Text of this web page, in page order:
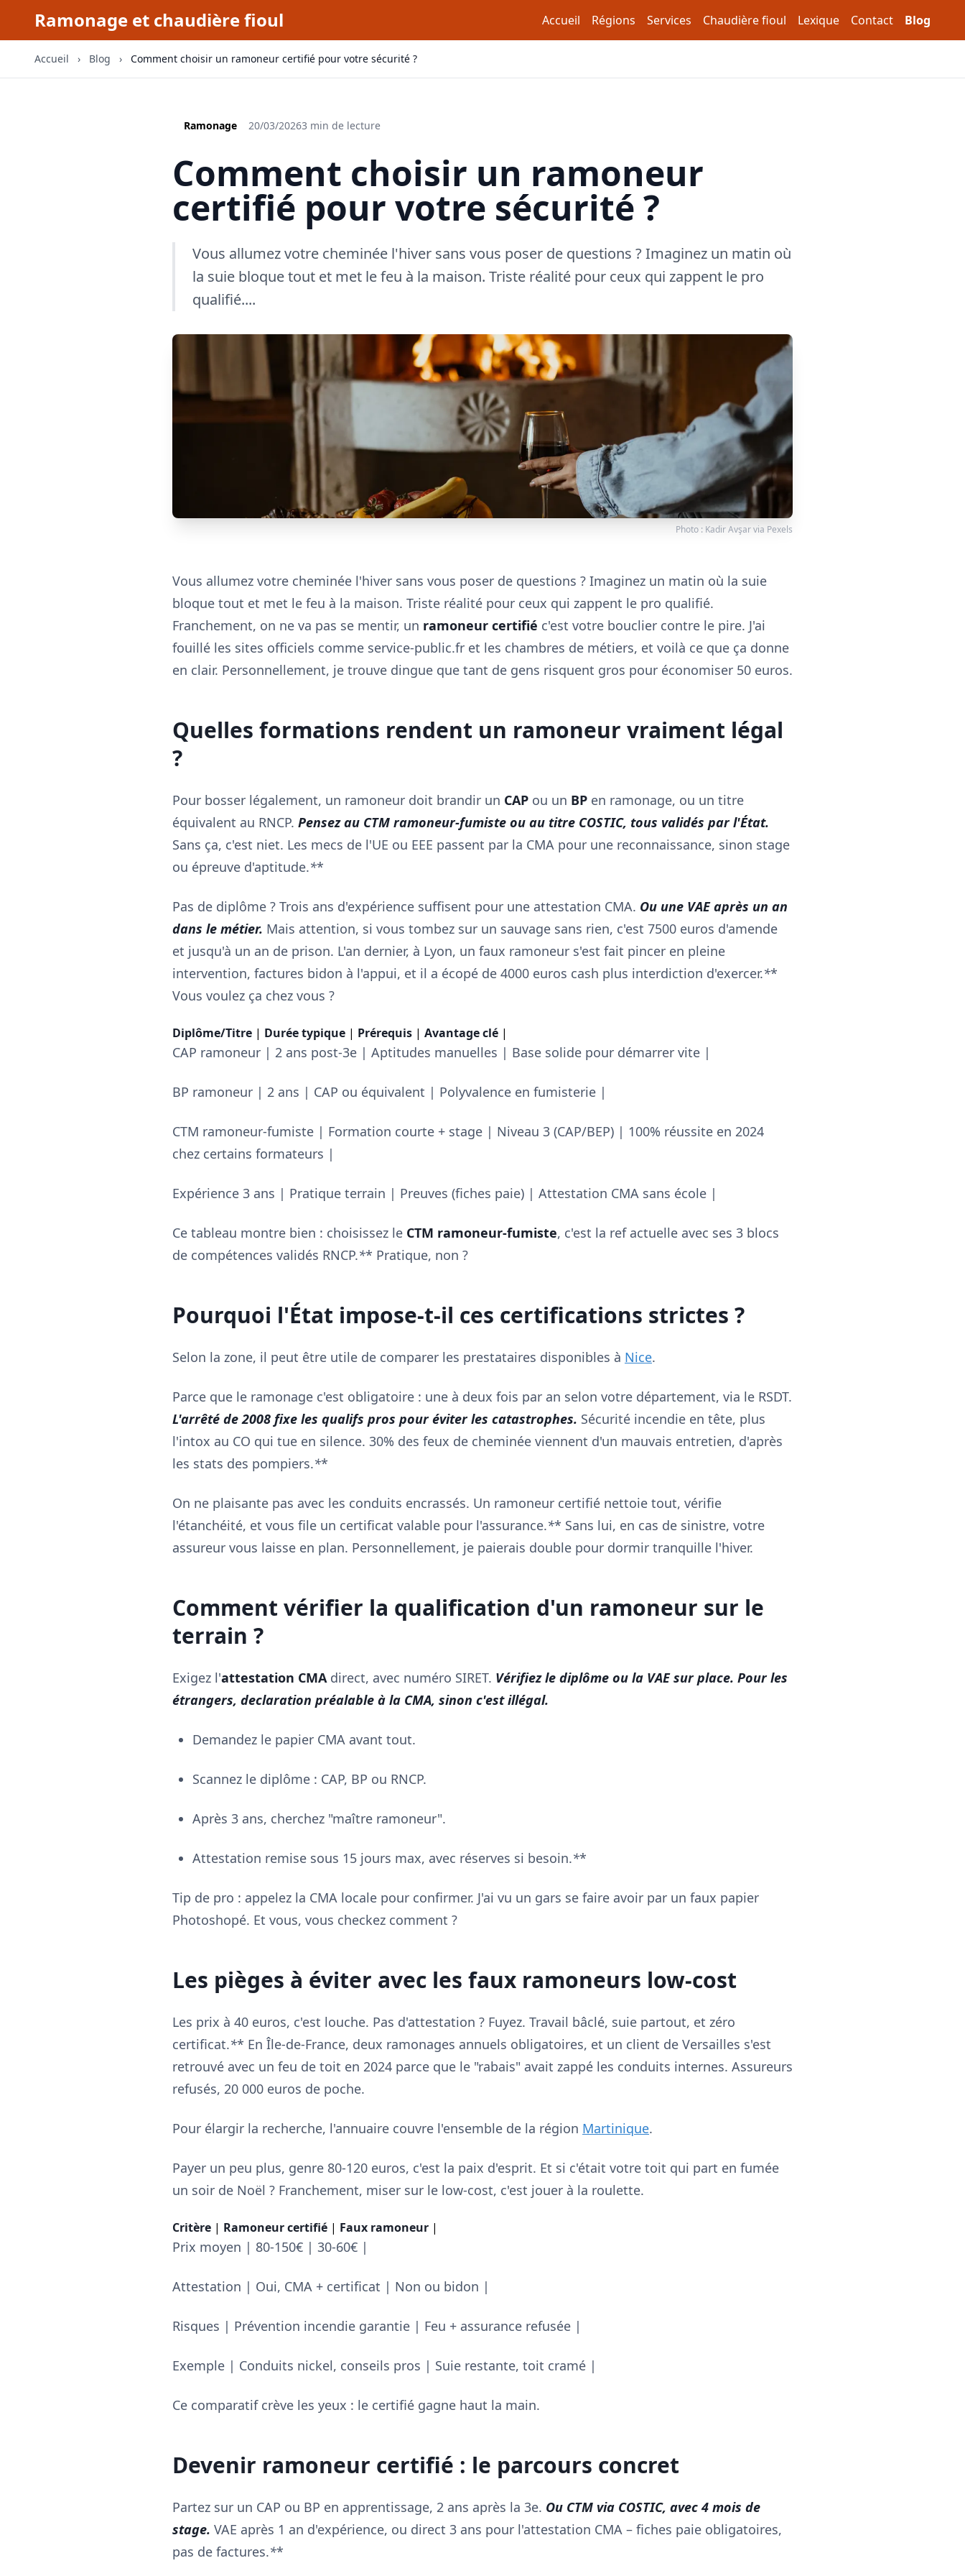
Ramonage et chaudière fioul Accueil Régions Services Chaudière fioul Lexique Contact Blog
Accueil › Blog › Comment choisir un ramoneur certifié pour votre sécurité ?
Ramonage 20/03/20263 min de lecture
Comment choisir un ramoneur
certifié pour votre sécurité ?
Vous allumez votre cheminée l'hiver sans vous poser de questions ? Imaginez un matin où
la suie bloque tout et met le feu à la maison. Triste réalité pour ceux qui zappent le pro
qualifié....
Photo : Kadir Avşarvia Pexels
Vous allumez votre cheminée l'hiver sans vous poser de questions ? Imaginez un matin où la suie
bloque tout et met le feu à la maison. Triste réalité pour ceux qui zappent le pro qualifié.
Franchement, on ne va pas se mentir, un ramoneur certifié c'est votre bouclier contre le pire. J'ai
fouillé les sites officiels comme service-public.fr et les chambres de métiers, et voilà ce que ça donne
en clair. Personnellement, je trouve dingue que tant de gens risquent gros pour économiser 50 euros.
Quelles formations rendent un ramoneur vraiment légal
?
Pour bosser légalement, un ramoneur doit brandir un CAP ou un BP en ramonage, ou un titre
équivalent au RNCP. Pensez au CTM ramoneur-fumiste ou au titre COSTIC, tous validés par l'État.
Sans ça, c'est niet. Les mecs de l'UE ou EEE passent par la CMA pour une reconnaissance, sinon stage
ou épreuve d'aptitude.**
Pas de diplôme ? Trois ans d'expérience suffisent pour une attestation CMA. Ou une VAE après un an
dans le métier. Mais attention, si vous tombez sur un sauvage sans rien, c'est 7500 euros d'amende
et jusqu'à un an de prison. L'an dernier, à Lyon, un faux ramoneur s'est fait pincer en pleine
intervention, factures bidon à l'appui, et il a écopé de 4000 euros cash plus interdiction d'exercer.**
Vous voulez ça chez vous ?
Diplôme/Titre | Durée typique | Prérequis | Avantage clé |
CAP ramoneur | 2 ans post-3e | Aptitudes manuelles | Base solide pour démarrer vite |
BP ramoneur | 2 ans | CAP ou équivalent | Polyvalence en fumisterie |
CTM ramoneur-fumiste | Formation courte + stage | Niveau 3 (CAP/BEP) | 100% réussite en 2024
chez certains formateurs |
Expérience 3 ans | Pratique terrain | Preuves (fiches paie) | Attestation CMA sans école |
Ce tableau montre bien : choisissez le CTM ramoneur-fumiste, c'est la ref actuelle avec ses 3 blocs
de compétences validés RNCP.** Pratique, non ?
Pourquoi l'État impose-t-il ces certifications strictes ?
Selon la zone, il peut être utile de comparer les prestataires disponibles à Nice.
Parce que le ramonage c'est obligatoire : une à deux fois par an selon votre département, via le RSDT.
L'arrêté de 2008 fixe les qualifs pros pour éviter les catastrophes. Sécurité incendie en tête, plus
l'intox au CO qui tue en silence. 30% des feux de cheminée viennent d'un mauvais entretien, d'après
les stats des pompiers.**
On ne plaisante pas avec les conduits encrassés. Un ramoneur certifié nettoie tout, vérifie
l'étanchéité, et vous file un certificat valable pour l'assurance.** Sans lui, en cas de sinistre, votre
assureur vous laisse en plan. Personnellement, je paierais double pour dormir tranquille l'hiver.
Comment vérifier la qualification d'un ramoneur sur le
terrain ?
Exigez l'attestation CMAdirect, avec numéro SIRET. Vérifiez le diplôme ou la VAE sur place. Pour les
étrangers, declaration préalable à la CMA, sinon c'est illégal.
Demandez le papier CMA avant tout.
Scannez le diplôme : CAP, BP ou RNCP.
Après 3 ans, cherchez "maître ramoneur".
Attestation remise sous 15 jours max, avec réserves si besoin.**
Tip de pro : appelez la CMA locale pour confirmer. J'ai vu un gars se faire avoir par un faux papier
Photoshopé. Et vous, vous checkez comment ?
Les pièges à éviter avec les faux ramoneurs low-cost
Les prix à 40 euros, c'est louche. Pas d'attestation ? Fuyez. Travail bâclé, suie partout, et zéro
certificat.** En Île-de-France, deux ramonages annuels obligatoires, et un client de Versailles s'est
retrouvé avec un feu de toit en 2024 parce que le "rabais" avait zappé les conduits internes. Assureurs
refusés, 20 000 euros de poche.
Pour élargir la recherche, l'annuaire couvre l'ensemble de la région Martinique.
Payer un peu plus, genre 80-120 euros, c'est la paix d'esprit. Et si c'était votre toit qui part en fumée
un soir de Noël ? Franchement, miser sur le low-cost, c'est jouer à la roulette.
Critère | Ramoneur certifié | Faux ramoneur |
Prix moyen | 80-150€ | 30-60€ |
Attestation | Oui, CMA + certificat | Non ou bidon |
Risques | Prévention incendie garantie | Feu + assurance refusée |
Exemple | Conduits nickel, conseils pros | Suie restante, toit cramé |
Ce comparatif crève les yeux : le certifié gagne haut la main.
Devenir ramoneur certifié : le parcours concret
Partez sur un CAP ou BP en apprentissage, 2 ans après la 3e. Ou CTM via COSTIC, avec 4 mois de
stage. VAE après 1 an d'expérience, ou direct 3 ans pour l'attestation CMA – fiches paie obligatoires,
pas de factures.**